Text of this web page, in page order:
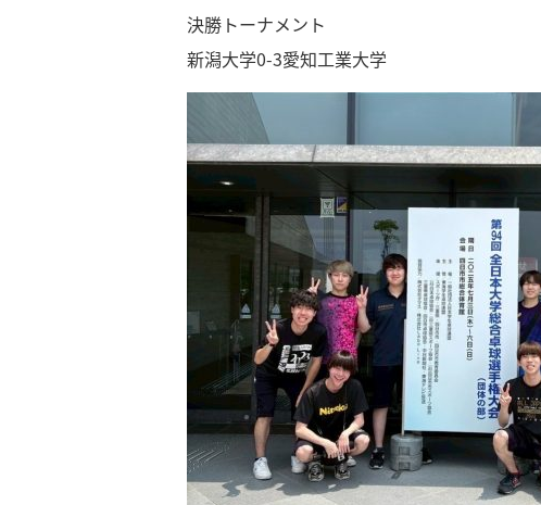
決勝トーナメント
新潟大学0-3愛知工業大学